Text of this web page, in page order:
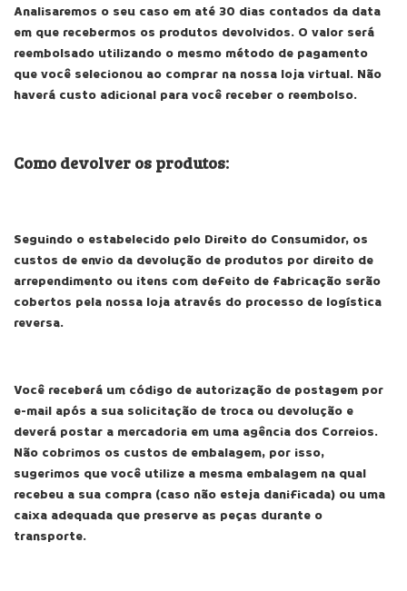
Analisaremos o seu caso em até 30 dias contados da data
em que recebermos os produtos devolvidos. O valor será
reembolsado utilizando o mesmo método de pagamento
que você selecionou ao comprar na nossa loja virtual. Não
haverá custo adicional para você receber o reembolso.
Como devolver os produtos:
Seguindo o estabelecido pelo Direito do Consumidor, os
custos de envio da devolução de produtos por direito de
arrependimento ou itens com defeito de fabricação serão
cobertos pela nossa loja através do processo de logística
reversa.
Você receberá um código de autorização de postagem por
e-mail após a sua solicitação de troca ou devolução e
deverá postar a mercadoria em uma agência dos Correios.
Não cobrimos os custos de embalagem, por isso,
sugerimos que você utilize a mesma embalagem na qual
recebeu a sua compra (caso não esteja danificada) ou uma
caixa adequada que preserve as peças durante o
transporte.